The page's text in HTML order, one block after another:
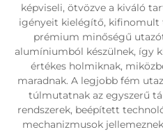
képviseli, ötvözve a kiváló
igényeit kielégítő, kifinomult
prémium minőségű
alumíniumból készülnek, így
értékes holmiknak,
maradnak. A legjobb fém
túlmutatnak az egyszerű
rendszerek, beépített
mechanizmusok